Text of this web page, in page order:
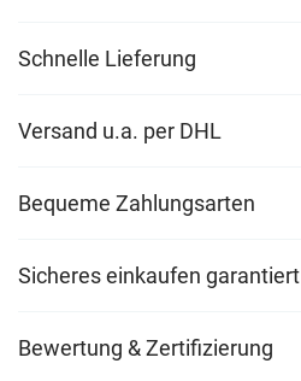
Schnelle Lieferung
Versand u.a. per DHL
Bequeme Zahlungsarten
Sicheres einkaufen garantiert
Bewertung & Zertifizierung